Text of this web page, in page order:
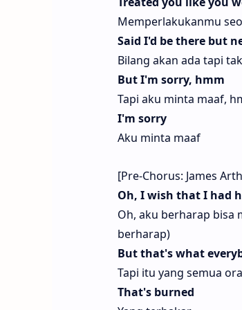
Memperlakukanmu
Said I'd be there but
Bilang akan ada tapi
But I'm sorry, hmm
Tapi aku minta maaf,
I'm sorry
Aku minta maaf
[Pre-Chorus: James
Oh, I wish that I had
Oh, aku berharap bisa
berharap)
But that's what
Tapi itu yang semua
That's burned